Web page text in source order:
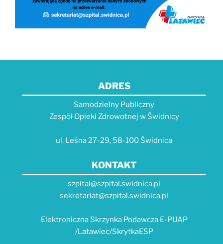
ADRES
Samodzielny Publiczny
Zespół Opieki Zdrowotnej w Świdnicy
ul. Leśna 27-29, 58-100 Świdnica
KONTAKT
szpital@szpital.swidnica.pl
sekretariat@szpital.swidnica.pl
Elektroniczna Skrzynka Podawcza E-PUAP
/Latawiec/SkrytkaESP